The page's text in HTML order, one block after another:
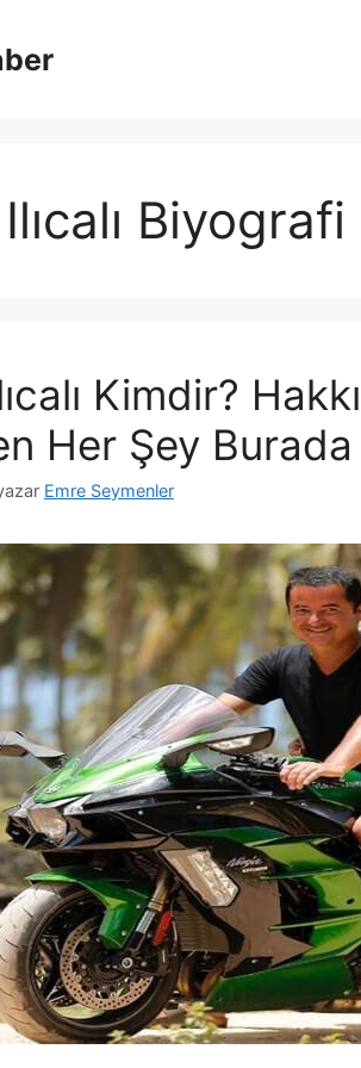
Biyografi
Kimdir?
Her Şey Burada
Emre Seymenler